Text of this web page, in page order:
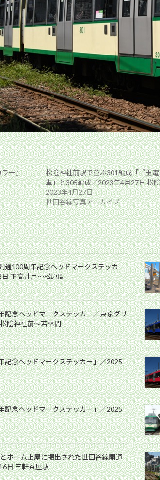
ラー』
松陰神社前駅で並ぶ301編成「『玉
車」と305編成／2023年4月27日 松
2023年4月27日
世田谷線写真アーカイブ
通100周年記念ヘッドマークステッカ
下高井戸〜松原間
記念ヘッドマークステッカー／東京グリ
陰神社前〜若林間
記念ヘッドマークステッカー」／2025
記念ヘッドマークステッカー」／2025
ホーム上屋に掲出された世田谷線開通
日 三軒茶屋駅